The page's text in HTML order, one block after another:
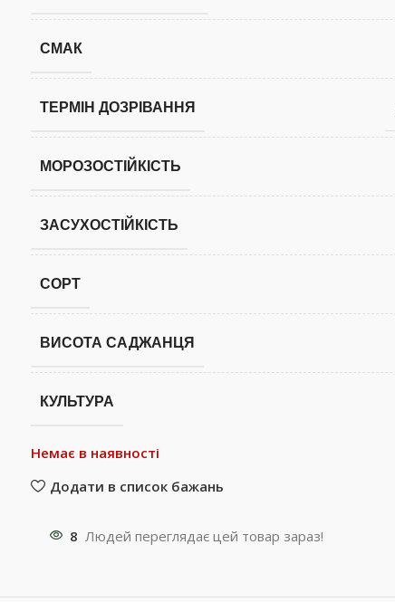
СМАК
ТЕРМІН ДОЗРІВАННЯ
МОРОЗОСТІЙКІСТЬ
ЗАСУХОСТІЙКІСТЬ
СОРТ
ВИСОТА САДЖАНЦЯ
КУЛЬТУРА
Немає в наявності
Додати в список бажань
8 Людей переглядає цей товар зараз!